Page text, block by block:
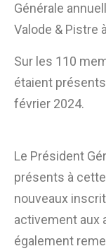
Générale
Valode & Pistre
Sur les 110
étaient
février 2024.
Le Président
présents à
nouveaux
activement aux
également